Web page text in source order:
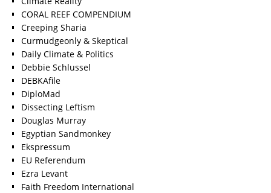
CORAL REEF COMPENDIUM
Creeping Sharia
Curmudgeonly & Skeptical
Daily Climate & Politics
Debbie Schlussel
DEBKAfile
DiploMad
Dissecting Leftism
Douglas Murray
Egyptian Sandmonkey
Ekspressum
EU Referendum
Ezra Levant
Faith Freedom International